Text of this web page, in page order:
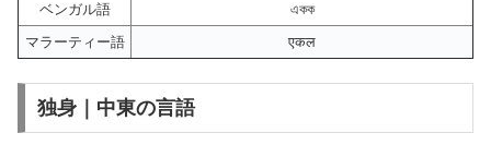
ベンガル語
একক
マラーティー語
एकल
独身｜中東の言語